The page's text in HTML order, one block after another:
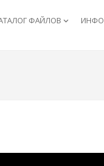
ФАЙЛОВ keyboard_arrow_down